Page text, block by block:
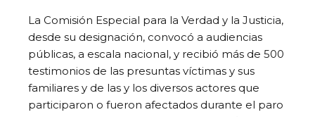
La Comisión Especial para la Verdad y la Justicia,
desde su designación, convocó a audiencias
públicas, a escala nacional, y recibió más de 500
testimonios de las presuntas víctimas y sus
familiares y de las y los diversos actores que
participaron o fueron afectados durante el paro